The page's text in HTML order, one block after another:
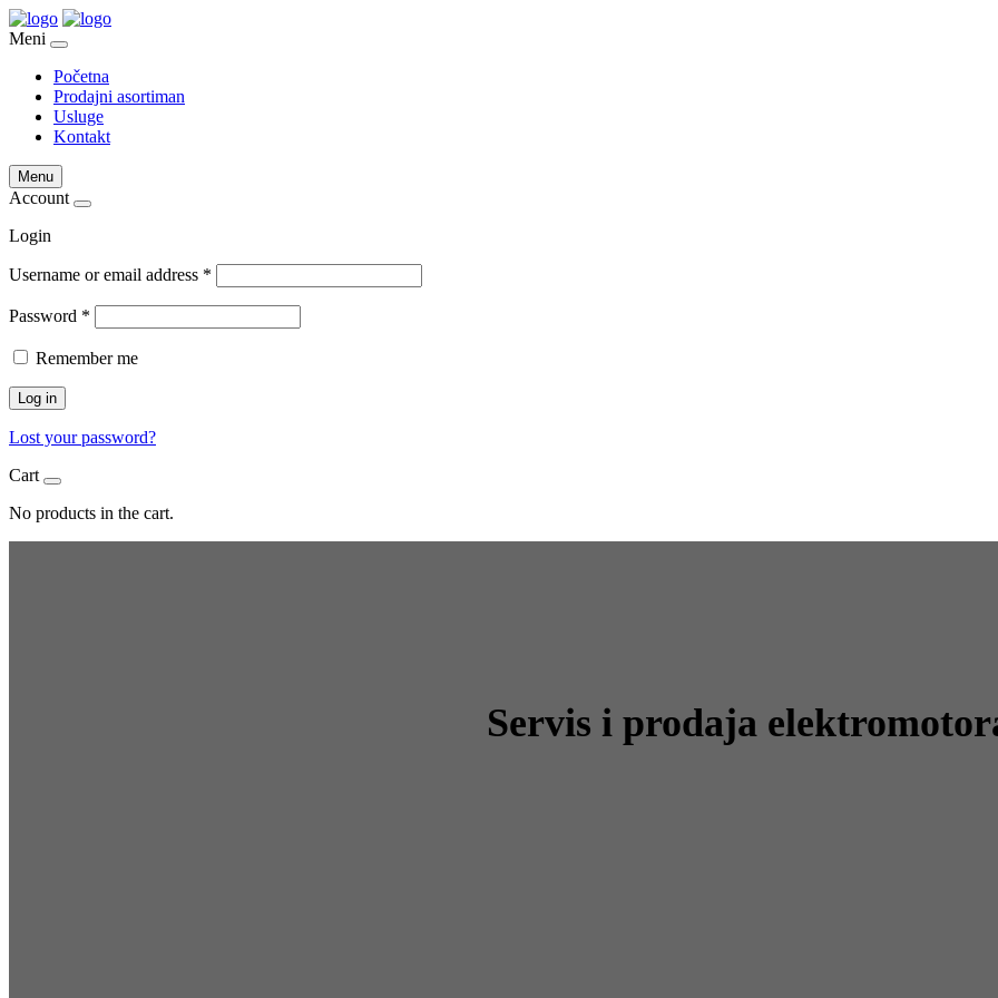
Meni
Početna
Prodajni asortiman
Usluge
Kontakt
Menu
Account
Login
Username or email address *
Password *
Remember me
Log in
Lost your password?
Cart
No products in the cart.
Servis i prodaja